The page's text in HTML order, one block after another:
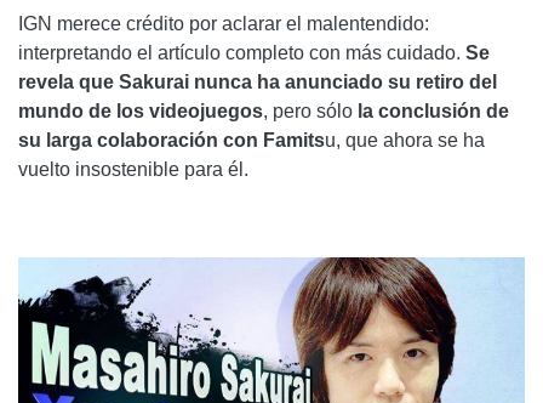
IGN merece crédito por aclarar el malentendido:
interpretando el artículo completo con más cuidado. Se
revela que Sakurai nunca ha anunciado su retiro del
mundo de los videojuegos, pero sólo la conclusión de
su larga colaboración con Famitsu, que ahora se ha
vuelto insostenible para él.